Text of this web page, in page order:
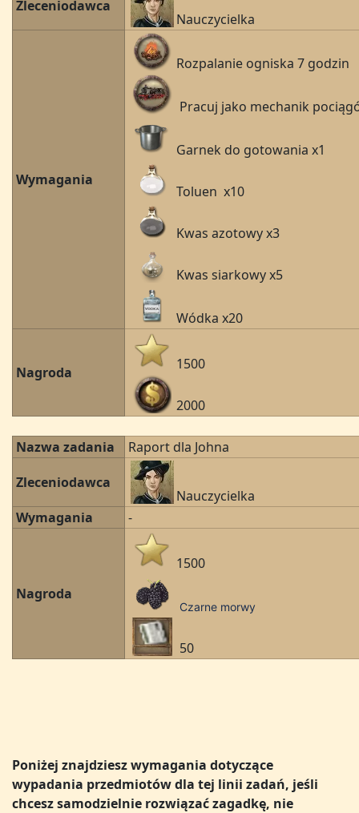
Zleceniodawca
Nauczycielka
Wymagania
Rozpalanie ogniska 7 godzin
Pracuj jako mechanik
Garnek do gotowania x1
Toluen x10
Kwas azotowy x3
Kwas siarkowy x5
Wódka x20
Nagroda 1500
2000
Nazwa zadania
Raport dla Johna
Zleceniodawca
Nauczycielka
Wymagania
-
Nagroda
1500
Czarne morwy
50
Poniżej znajdziesz wymagania dotyczące
wypadania przedmiotów dla tej linii zadań, jeśli
chcesz samodzielnie rozwiązać zagadkę, nie